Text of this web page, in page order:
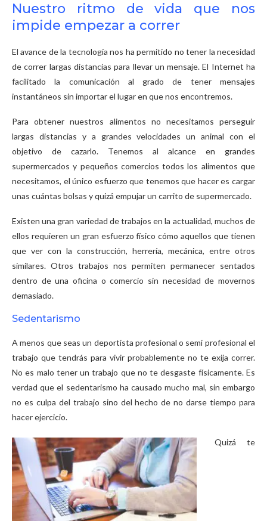
Nuestro ritmo de vida que nos
impide empezar a correr
El avance de la tecnología nos ha permitido no tener la necesidad
de correr largas distancias para llevar un mensaje. El Internet ha
facilitado la comunicación al grado de tener mensajes
instantáneos sin importar el lugar en que nos encontremos.
Para obtener nuestros alimentos no necesitamos perseguir
largas distancias y a grandes velocidades un animal con el
objetivo de cazarlo. Tenemos al alcance en grandes
supermercados y pequeños comercios todos los alimentos que
necesitamos, el único esfuerzo que tenemos que hacer es cargar
unas cuántas bolsas y quizá empujar un carrito de supermercado.
Existen una gran variedad de trabajos en la actualidad, muchos de
ellos requieren un gran esfuerzo físico cómo aquellos que tienen
que ver con la construcción, herrería, mecánica, entre otros
similares. Otros trabajos nos permiten permanecer sentados
dentro de una oficina o comercio sin necesidad de movernos
demasiado.
Sedentarismo
A menos que seas un deportista profesional o semi profesional el
trabajo que tendrás para vivir probablemente no te exija correr.
No es malo tener un trabajo que no te desgaste físicamente. Es
verdad que el sedentarismo ha causado mucho mal, sin embargo
no es culpa del trabajo sino del hecho de no darse tiempo para
hacer ejercicio.
Quizá te